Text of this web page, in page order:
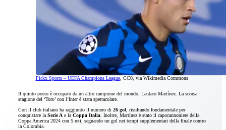
Pickx Sports – UEFA Champions League, CC0, via Wikimedia Commons
Il quinto posto è occupato da un altro campione del mondo, Lautaro Martínez. La scorsa
stagione del ‘Toro’ con l’Inter è stata spettacolare.
Con il club italiano ha raggiunto il numero di 26 gol, risultando fondamentale per
conquistare laSerie Ae laCoppa Italia. Inoltre, Martínez è stato il capocannoniere della
Coppa America 2024 con 5 reti, segnando un gol nei tempi supplementari della finale contro
la Colombia.